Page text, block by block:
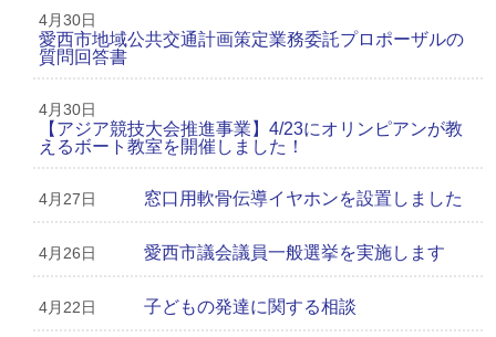
4月30日
愛西市地域公共交通計画策定業務委託プロポーザルの
質問回答書
4月30日
【アジア競技大会推進事業】4/23にオリンピアンが教
えるボート教室を開催しました！
4月27日 窓口用軟骨伝導イヤホンを設置しました
4月26日 愛西市議会議員一般選挙を実施します
4月22日 子どもの発達に関する相談